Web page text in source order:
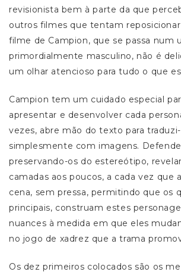
revisionista bem à parte da que
outros filmes que tentam
filme de Campion, que se passa num
primordialmente masculino, não é
um olhar atencioso para tudo o que
Campion tem um cuidado especial
apresentar e desenvolver cada
vezes, abre mão do texto para
simplesmente com imagens.
preservando-os do estereótipo,
camadas aos poucos, a cada vez que
cena, sem pressa, permitindo que os
principais, construam estes
nuances à medida em que eles
no jogo de xadrez que a trama
Os dez primeiros colocados são os